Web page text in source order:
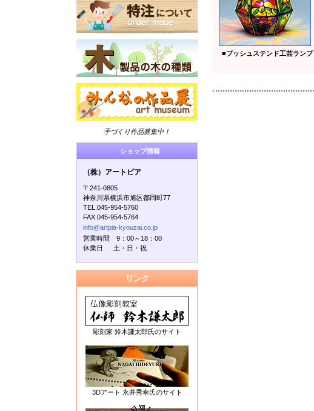
■プッシュステンド工芸ランプ
手づくり作品募集中！
ショップ情報
（株）アートピア
〒241-0805
神奈川県横浜市旭区都岡町77
TEL.045-954-5760
FAX.045-954-5764
info@artpia-kyouzai.co.jp
営業時間 9：00～18：00
休業日 土・日・祝
リンク
彫刻家 鈴木謙太郎氏のサイト
3Dアート 永井秀幸氏のサイト